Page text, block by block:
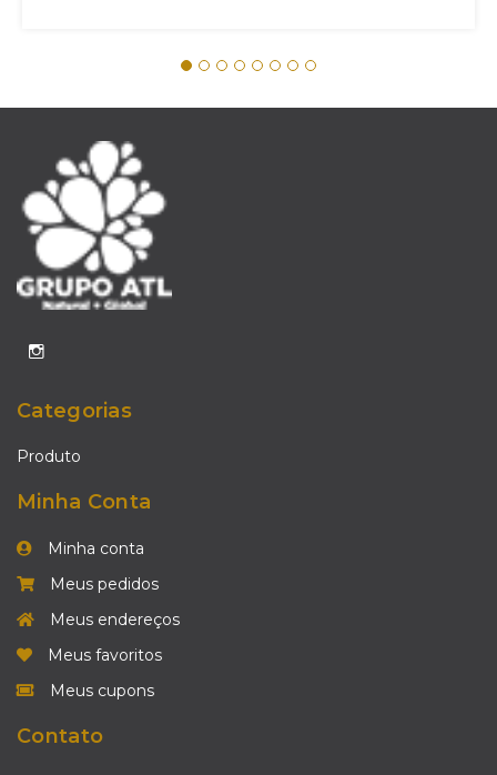
Categorias
Produto
Minha Conta
Minha conta
Meus pedidos
Meus endereços
Meus favoritos
Meus cupons
Contato